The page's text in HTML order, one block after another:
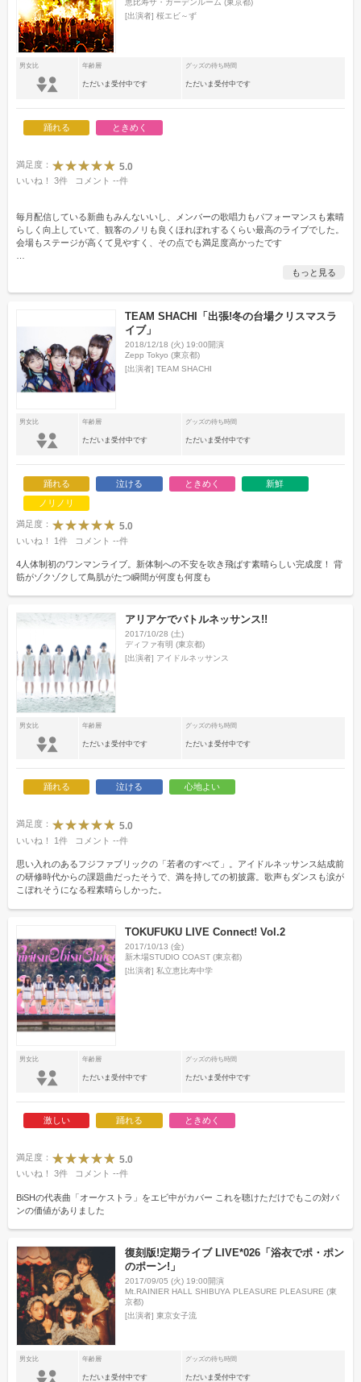
恵比寿ザ・ガーデンルーム (東京都)
[出演者]桜エビ～ず
男女比 年齢層 グッズの待ち時間
ただいま受付中です ただいま受付中です
踊れる ときめく
満足度： 5.0
いいね！ 3件 コメント --件
毎月配信している新曲もみんないいし、メンバーの歌唱力もパフォーマンスも素晴
らしく向上していて、観客のノリも良くほれぼれするくらい最高のライブでした。
会場もステージが高くて見やすく、その点でも満足度高かったです
…
もっと見る
TEAM SHACHI「出張!冬の台場クリスマスラ
イブ」
2018/12/18 (火) 19:00開演
Zepp Tokyo (東京都)
[出演者]TEAM SHACHI
男女比 年齢層 グッズの待ち時間
ただいま受付中です ただいま受付中です
踊れる 泣ける ときめく
新鮮
ノリノリ
満足度： 5.0
いいね！ 1件 コメント --件
4人体制初のワンマンライブ。新体制への不安を吹き飛ばす素晴らしい完成度！ 背
筋がゾクゾクして鳥肌がたつ瞬間が何度も何度も
アリアケでバトルネッサンス!!
2017/10/28 (土)
ディファ有明 (東京都)
[出演者] アイドルネッサンス
男女比 年齢層 グッズの待ち時間
ただいま受付中です ただいま受付中です
踊れる 泣ける 心地よい
満足度： 5.0
いいね！ 1件 コメント --件
思い入れのあるフジファブリックの「若者のすべて」。アイドルネッサンス結成前
の研修時代からの課題曲だったそうで、満を持しての初披露。歌声もダンスも涙が
こぼれそうになる程素晴らしかった。
TOKUFUKU LIVE Connect! Vol.2
2017/10/13 (金)
新木場STUDIO COAST (東京都)
[出演者]私立恵比寿中学
男女比 年齢層 グッズの待ち時間
ただいま受付中です ただいま受付中です
激しい 踊れる ときめく
満足度： 5.0
いいね！ 3件 コメント --件
BiSHの代表曲「オーケストラ」をエビ中がカバー これを聴けただけでもこの対バ
ンの価値がありました
復刻版!定期ライブ LIVE*026「浴衣でポ・ポン
のポーン!」
2017/09/05 (火) 19:00開演
Mt.RAINIER HALL SHIBUYA PLEASURE PLEASURE (東
京都)
[出演者]東京女子流
男女比 年齢層 グッズの待ち時間
ただいま受付中です ただいま受付中です